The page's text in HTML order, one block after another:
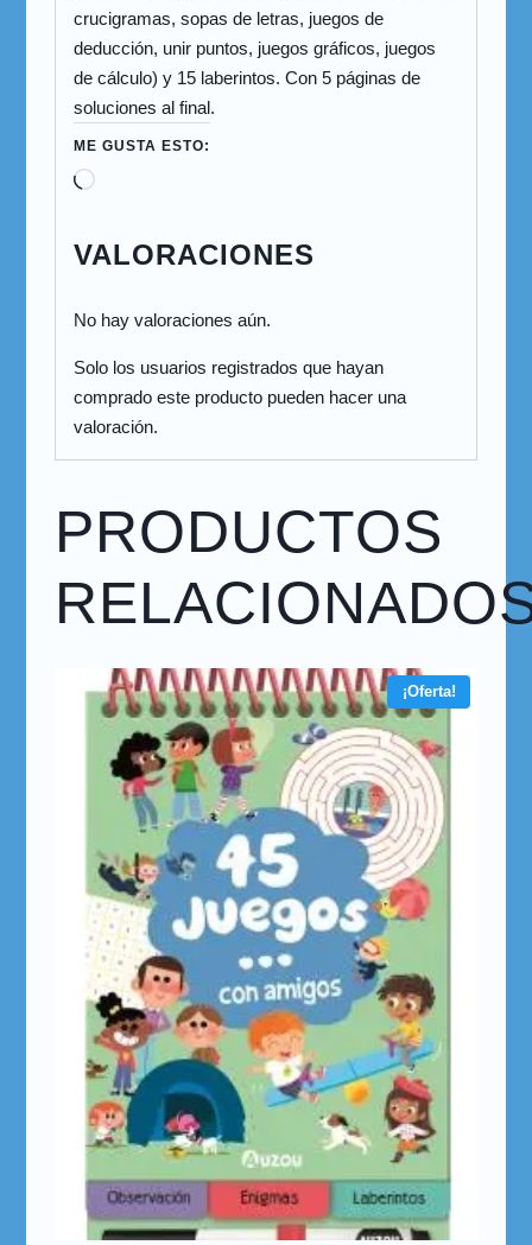
crucigramas, sopas de letras, juegos de
deducción, unir puntos, juegos gráficos, juegos
de cálculo) y 15 laberintos. Con 5 páginas de
soluciones al final.
ME GUSTA ESTO:
VALORACIONES
No hay valoraciones aún.
Solo los usuarios registrados que hayan
comprado este producto pueden hacer una
valoración.
PRODUCTOS
¡Oferta!